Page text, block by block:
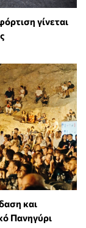
γίνεται
και
Πανηγύρι